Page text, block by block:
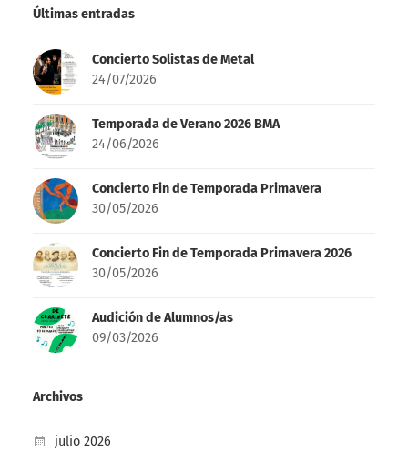
Últimas entradas
Concierto Solistas de Metal
24/07/2026
Temporada de Verano 2026 BMA
24/06/2026
Concierto Fin de Temporada Primavera
30/05/2026
Concierto Fin de Temporada Primavera 2026
30/05/2026
Audición de Alumnos/as
09/03/2026
Archivos
julio 2026